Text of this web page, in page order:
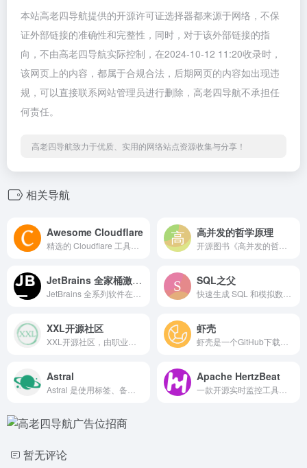
本站高老四导航提供的开源许可证选择器都来源于网络，不保
证外部链接的准确性和完整性，同时，对于该外部链接的指
向，不由高老四导航实际控制，在2024-10-12 11:20收录时，
该网页上的内容，都属于合规合法，后期网页的内容如出现违
规，可以直接联系网站管理员进行删除，高老四导航不承担任
何责任。
高老四导航致力于优质、实用的网络站点资源收集与分享！
相关导航
Awesome Cloudflare 高并发的哲学原理
JetBrains 全家桶激活码 SQL之父
XXL开源社区 虾壳
Astral Apache HertzBeat
暂无评论